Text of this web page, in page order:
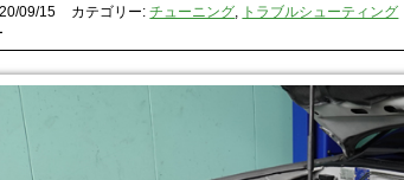
09/15 カテゴリー:チューニング, トラブルシューティング